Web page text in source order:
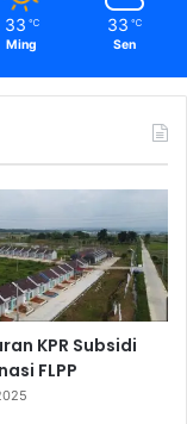
33 ℃
Ming
33 ℃
Sen
KPR Subsidi
FLPP